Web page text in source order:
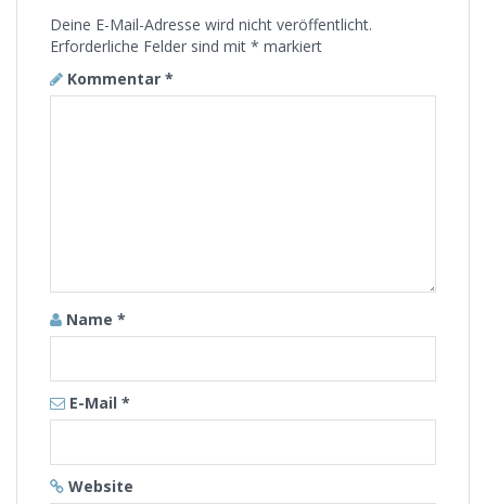
Deine E-Mail-Adresse wird nicht veröffentlicht.
Erforderliche Felder sind mit * markiert
Kommentar *
Name *
E-Mail *
Website